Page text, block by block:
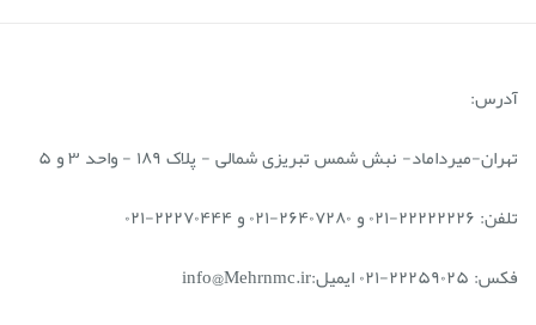
آدرس:
تهران-میرداماد- نبش شمس تبریزی شمالی - پلاک ۱۸۹ - واحد ۳ و ۵
تلفن: ۲۲۲۲۲۲۲۶-۰۲۱ و ۲۶۴۰۷۲۸۰-۰۲۱ و ۲۲۲۷۰۴۴۴-۰۲۱
فکس: ۲۲۲۵۹۰۲۵-۰۲۱ ایمیل:info@Mehrnmc.ir